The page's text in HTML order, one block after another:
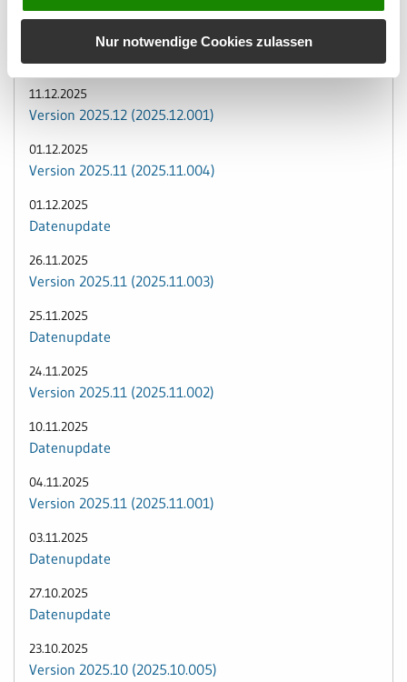
Nur notwendige Cookies zulassen
11.12.2025
Version 2025.12 (2025.12.001)
01.12.2025
Version 2025.11 (2025.11.004)
01.12.2025
Datenupdate
26.11.2025
Version 2025.11 (2025.11.003)
25.11.2025
Datenupdate
24.11.2025
Version 2025.11 (2025.11.002)
10.11.2025
Datenupdate
04.11.2025
Version 2025.11 (2025.11.001)
03.11.2025
Datenupdate
27.10.2025
Datenupdate
23.10.2025
Version 2025.10 (2025.10.005)